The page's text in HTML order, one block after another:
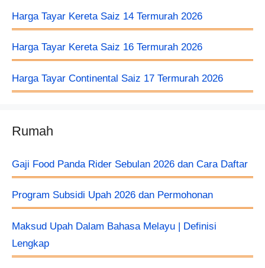
Harga Tayar Kereta Saiz 14 Termurah 2026
Harga Tayar Kereta Saiz 16 Termurah 2026
Harga Tayar Continental Saiz 17 Termurah 2026
Rumah
Gaji Food Panda Rider Sebulan 2026 dan Cara Daftar
Program Subsidi Upah 2026 dan Permohonan
Maksud Upah Dalam Bahasa Melayu | Definisi
Lengkap